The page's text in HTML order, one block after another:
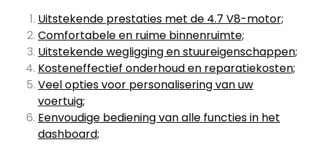
Uitstekende prestaties met de 4.7 V8-motor;
Comfortabele en ruime binnenruimte;
Uitstekende wegligging en stuureigenschappen;
Kosteneffectief onderhoud en reparatiekosten;
Veel opties voor personalisering van uw
voertuig;
Eenvoudige bediening van alle functies in het
dashboard;